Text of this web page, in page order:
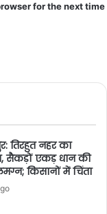
for the next time
तिरहुत नहर का
सैकड़ों एकड़ धान की
किसानों में चिंता